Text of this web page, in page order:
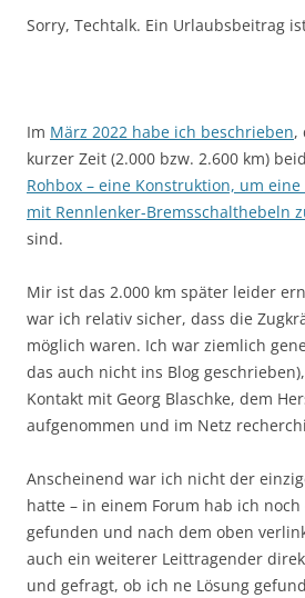
Sorry, Techtalk. Ein Urlaubsbeitrag
Im März 2022 habe ich beschrieben,
kurzer Zeit (2.000 bzw. 2.600 km)
Rohbox – eine Konstruktion, um
mit Rennlenker-Bremsschalthebeln
sind.
Mir ist das 2.000 km später leider
war ich relativ sicher, dass die
möglich waren. Ich war ziemlich
das auch nicht ins Blog
Kontakt mit Georg Blaschke, dem
aufgenommen und im Netz
Anscheinend war ich nicht der
hatte – in einem Forum hab ich
gefunden und nach dem oben
auch ein weiterer Leittragender
und gefragt, ob ich ne Lösung